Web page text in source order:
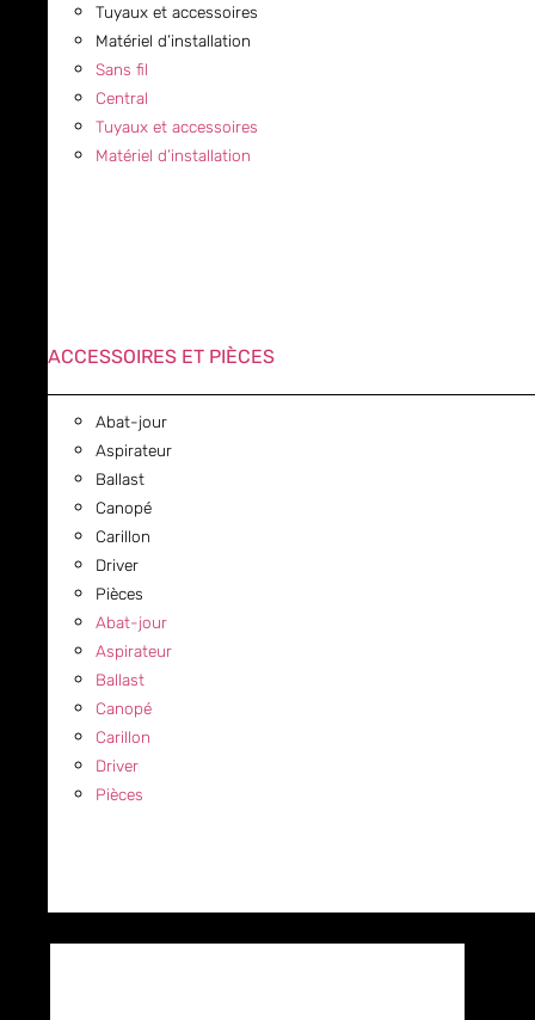
Tuyaux et accessoires
Matériel d’installation
Sans fil
Central
Tuyaux et accessoires
Matériel d’installation
ACCESSOIRES ET PIÈCES
Abat-jour
Aspirateur
Ballast
Canopé
Carillon
Driver
Pièces
Abat-jour
Aspirateur
Ballast
Canopé
Carillon
Driver
Pièces